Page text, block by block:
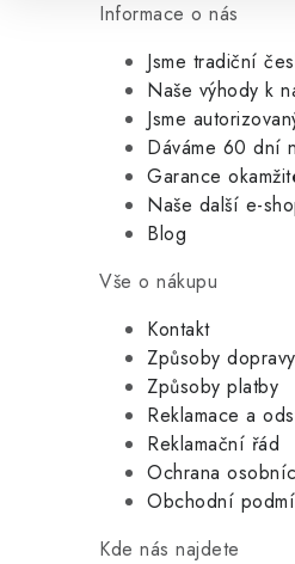
Informace o nás
Jsme tradiční
Naše výhody k
Jsme
Dáváme 60 dní
Garance
Naše další e-
Blog
Vše o nákupu
Kontakt
Způsoby dopravy
Způsoby platby
Reklamace a
Reklamační řád
Ochrana
Obchodní
Kde nás najdete